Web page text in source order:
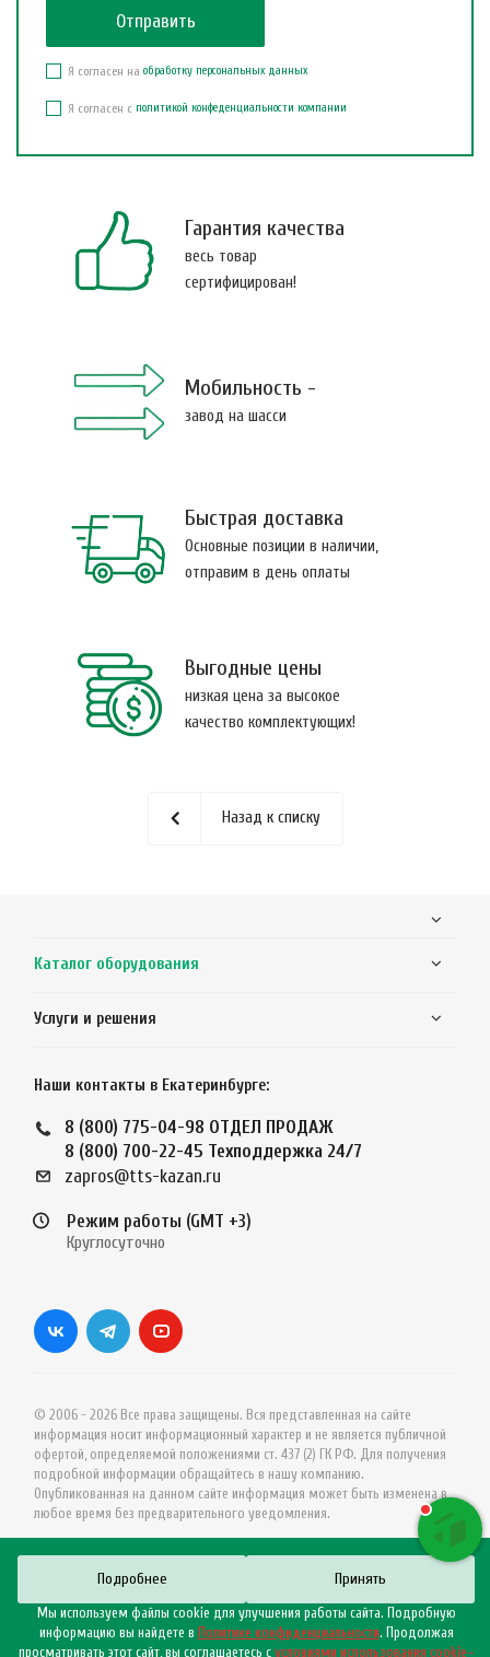
Я согласен на обработку персональных данных
Я согласен с политикой конфеденциальности компании
Гарантия качества
весь товар
сертифицирован!
Мобильность -
завод на шасси
Быстрая доставка
Основные позиции в наличии,
отправим в день оплаты
Выгодные цены
низкая цена за высокое
качество комплектующих!
Назад к списку
Каталог оборудования
Услуги и решения
Наши контакты в Екатеринбурге:
8 (800) 775-04-98 ОТДЕЛ ПРОДАЖ
8 (800) 700-22-45 Техподдержка 24/7
zapros@tts-kazan.ru
Режим работы (GMT +3)
Круглосуточно
© 2006 - 2026 Все права защищены. Вся представленная на сайте
информация носит информационный характер и не является публичной
офертой, определяемой положениями ст. 437 (2) ГК РФ. Для получения
подробной информации обращайтесь в нашу компанию.
Опубликованная на данном сайте информация может быть изменена в
любое время без предварительного уведомления.
Подробнее Принять
Мы используем файлы cookie для улучшения работы сайта. Подробную
информацию вы найдете в Политике конфиденциальности. Продолжая
просматривать этот сайт, вы соглашаетесь с условиями использования cookie–